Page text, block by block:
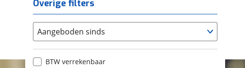
Overige filters
Aangeboden sinds
BTW verrekenbaar